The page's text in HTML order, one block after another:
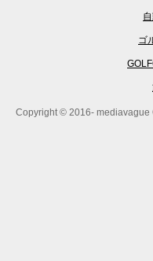
ゴ
Copyright © 2016- mediavague